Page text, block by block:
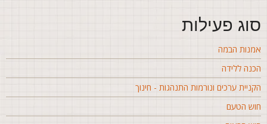
פעילות
הבמה
ללידה
ערכים ונורמות התנהגות - חינוך
הטעם